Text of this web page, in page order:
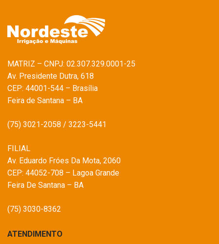
MATRIZ – CNPJ: 02.307.329.0001-25
Av. Presidente Dutra, 618
CEP: 44001-544 – Brasília
Feira de Santana – BA
(75) 3021-2058 / 3223-5441
FILIAL
Av. Eduardo Fróes Da Mota, 2060
CEP: 44052-708 – Lagoa Grande
Feira De Santana – BA
(75) 3030-8362
ATENDIMENTO